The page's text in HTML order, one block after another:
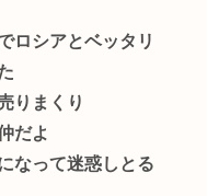
ロシアとベッタリ
りまくり
だよ
なって迷惑しとる